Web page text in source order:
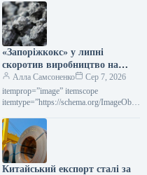
«Запоріжкокс» у липні
скоротив виробництво на
15,3% порівняно з попереднім
місяцем.
Алла Самсоненко
Сер 7, 2026
itemprop=”image” itemscope
itemtype=”https://schema.org/ImageObje
Новини Компанії виробництво коксу
Роздрукувати 130 07 Серпня 2026
«Запоріжкокс» у липні скоротив
випуск продукції…
Китайський експорт сталі за